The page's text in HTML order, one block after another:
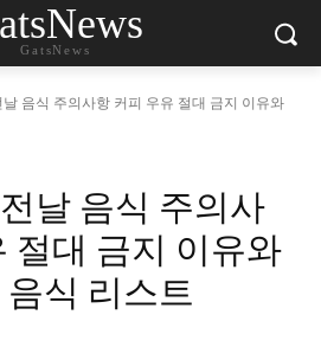
GatsNews
음식 주의사항 커피 우유 절대 금지 이유와
날 음식 주의사
절대 금지 이유와
식 리스트